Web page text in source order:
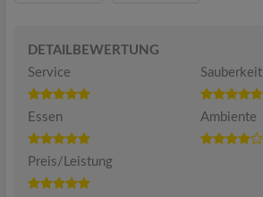
DETAILBEWERTUNG
Service
Sauberkeit
Essen Ambiente
Preis/Leistung